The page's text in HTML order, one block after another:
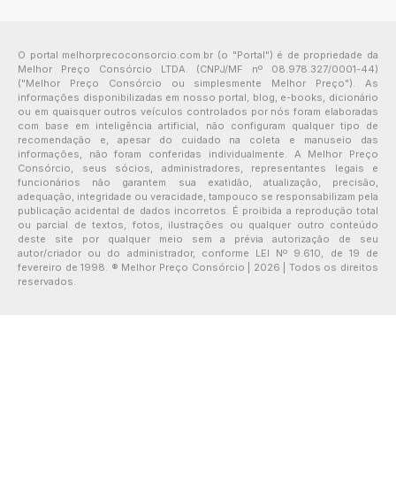
O portal melhorprecoconsorcio.com.br (o "Portal") é de propriedade da
Melhor Preço Consórcio LTDA. (CNPJ/MF nº 08.978.327/0001-44)
("Melhor Preço Consórcio ou simplesmente Melhor Preço"). As
informações disponibilizadas em nosso portal, blog, e-books, dicionário
ou em quaisquer outros veículos controlados por nós foram elaboradas
com base em inteligência artificial, não configuram qualquer tipo de
recomendação e, apesar do cuidado na coleta e manuseio das
informações, não foram conferidas individualmente. A Melhor Preço
Consórcio, seus sócios, administradores, representantes legais e
funcionários não garantem sua exatidão, atualização, precisão,
adequação, integridade ou veracidade, tampouco se responsabilizam pela
publicação acidental de dados incorretos. É proibida a reprodução total
ou parcial de textos, fotos, ilustrações ou qualquer outro conteúdo
deste site por qualquer meio sem a prévia autorização de seu
autor/criador ou do administrador, conforme LEI Nº 9.610, de 19 de
fevereiro de 1998. ® Melhor Preço Consórcio | 2026 | Todos os direitos
reservados.